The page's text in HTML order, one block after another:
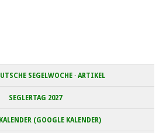
SEGELWOCHE · ARTIKEL
SEGLERTAG 2027
(GOOGLE KALENDER)